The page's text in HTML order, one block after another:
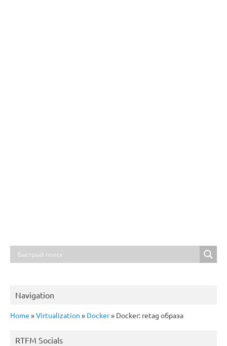
Navigation
Home »Virtualization » Docker» Docker: retag образа
RTFM Socials